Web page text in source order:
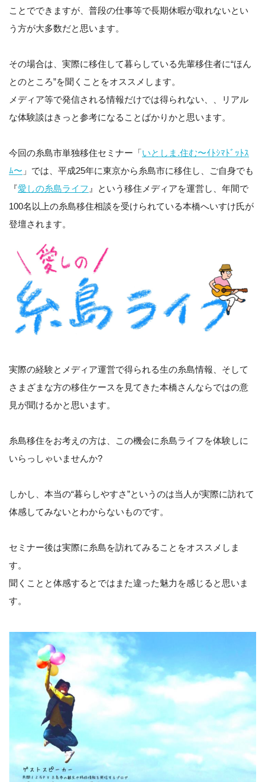
ことでできますが、普段の仕事等で長期休暇が取れないとい
う方が大多数だと思います。
その場合は、実際に移住して暮らしている先輩移住者に“ほん
とのところ”を聞くことをオススメします。
メディア等で発信される情報だけでは得られない、、リアル
な体験談はきっと参考になることばかりかと思います。
今回の糸島市単独移住セミナー「いとしま.住む〜ｲﾄｼﾏﾄﾞｯﾄｽ
ﾑ〜 」では、平成25年に東京から糸島市に移住し、ご自身でも
『愛しの糸島ライフ 』という移住メディアを運営し、年間で
100名以上の糸島移住相談を受けられている本橋へいすけ氏が
登壇されます。
実際の経験とメディア運営で得られる生の糸島情報、そして
さまざまな方の移住ケースを見てきた本橋さんならではの意
見が聞けるかと思います。
糸島移住をお考えの方は、この機会に糸島ライフを体験しに
いらっしゃいませんか?
しかし、本当の“暮らしやすさ”というのは当人が実際に訪れて
体感してみないとわからないものです。
セミナー後は実際に糸島を訪れてみることをオススメしま
す。
聞くことと体感するとではまた違った魅力を感じると思いま
す。